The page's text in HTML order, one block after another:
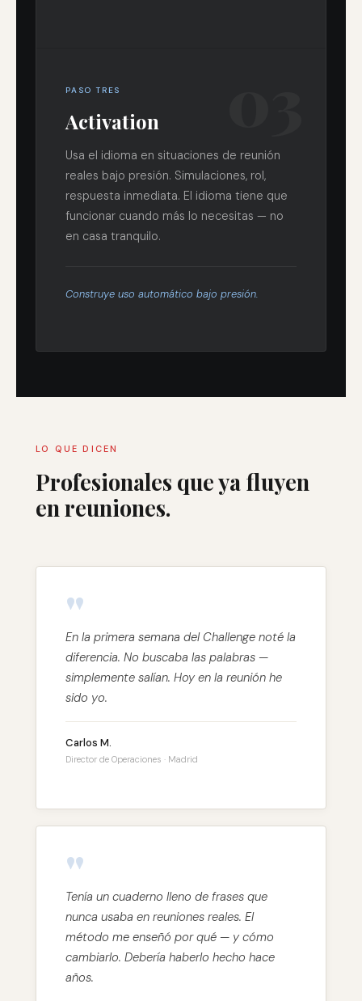
PASO TRES
Activation
Usa el idioma en situaciones de reunión
reales bajo presión. Simulaciones, rol,
respuesta inmediata. El idioma tiene que
funcionar cuando más lo necesitas — no
en casa tranquilo.
Construye uso automático bajo presión.
LO QUE DICEN
Profesionales que ya fluyen
en reuniones.
"
En la primera semana del Challenge noté la
diferencia. No buscaba las palabras —
simplemente salían. Hoy en la reunión he
sido yo.
Carlos M.
Director de Operaciones · Madrid
"
Tenía un cuaderno lleno de frases que
nunca usaba en reuniones reales. El
método me enseñó por qué — y cómo
cambiarlo. Debería haberlo hecho hace
años.